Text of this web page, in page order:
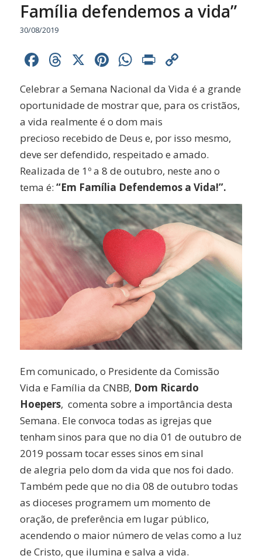
Família defendemos a vida”
30/08/2019
Facebook
Threads
X Pinterest
WhatsApp
Print
Celebrar a Semana Nacional da Vida é a grande
oportunidade de mostrar que, para os cristãos,
a vida realmente é o dom mais
precioso recebido de Deus e, por isso mesmo,
deve ser defendido, respeitado e amado.
Realizada de 1º a 8 de outubro, neste ano o
tema é: “Em Família Defendemos a Vida!”.
Em comunicado, o Presidente da Comissão
Vida e Família da CNBB, Dom Ricardo
Hoepers, comenta sobre a importância desta
Semana. Ele convoca todas as igrejas que
tenham sinos para que no dia 01 de outubro de
2019 possam tocar esses sinos em sinal
de alegria pelo dom da vida que nos foi dado.
Também pede que no dia 08 de outubro todas
as dioceses programem um momento de
oração, de preferência em lugar público,
acendendo o maior número de velas como a luz
de Cristo, que ilumina e salva a vida.